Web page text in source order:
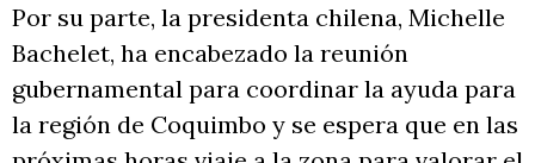
Por su parte, la presidenta chilena, Michelle
Bachelet, ha encabezado la reunión
gubernamental para coordinar la ayuda para
la región de Coquimbo y se espera que en las